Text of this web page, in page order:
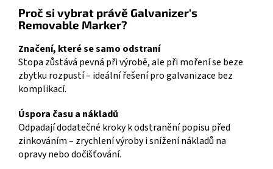
Proč si vybrat právě Galvanizer's
Removable Marker?
Značení, které se samo odstraní
Stopa zůstává pevná při výrobě, ale při moření se beze
zbytku rozpustí – ideální řešení pro galvanizace bez
komplikací.
Úspora času a nákladů
Odpadají dodatečné kroky k odstranění popisu před
zinkováním – zrychlení výroby i snížení nákladů na
opravy nebo dočišťování.